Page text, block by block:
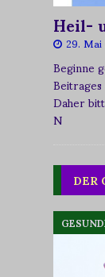
Heil-
29.
Beginne
Daher
N
DER